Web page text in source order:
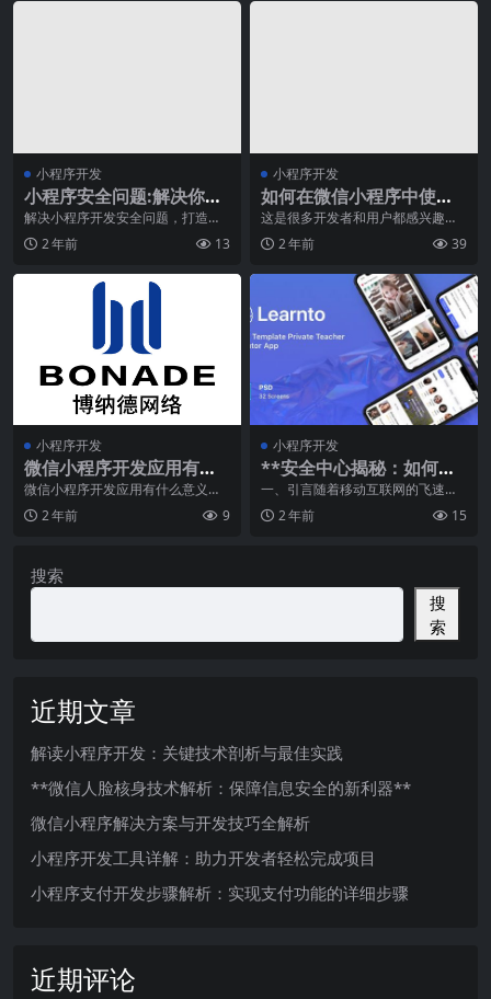
小程序开发
小程序安全问题:解决你在
小程序开发中遇到的安全
问题
解决小程序开发安全问题，打造稳
固保护的品牌形象互联网时代的到
来，小程序成为了企业
2 年前 13
小程序开发
如何在微信小程序中使用
相机功能？
这是很多开发者和用户都感兴趣的
问题，因为相机功能对于很多小程
序的场景是必须的。例
2 年前 39
小程序开发
微信小程序开发应用有什
么意义特别是商城
微信小程序开发应用有什么意义特
别是商城时间：2021-03-26 18:08:
2 2 年前 9
小程序开发
**安全中心揭秘：如何提
升微信服务平台的安全性*
*
一、引言随着移动互联网的飞速发
展，微信作为一款广泛使用的社交
平台，已经成为人们日
2 年前 15
搜索
搜
索
近期文章
解读小程序开发：关键技术剖析与最佳实践
**微信人脸核身技术解析：保障信息安全的新利器**
微信小程序解决方案与开发技巧全解析
小程序开发工具详解：助力开发者轻松完成项目
小程序支付开发步骤解析：实现支付功能的详细步骤
近期评论